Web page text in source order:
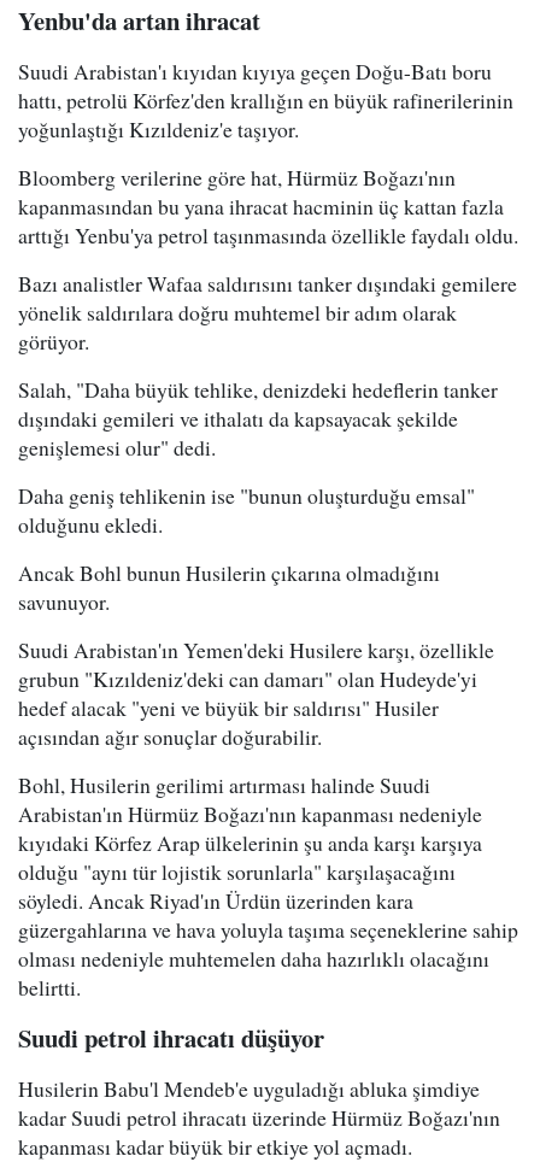
Yenbu'da artan ihracat
Suudi Arabistan'ı kıyıdan kıyıya geçen Doğu-Batı boru
hattı, petrolü Körfez'den krallığın en büyük rafinerilerinin
yoğunlaştığı Kızıldeniz'e taşıyor.
Bloomberg verilerine göre hat, Hürmüz Boğazı'nın
kapanmasından bu yana ihracat hacminin üç kattan fazla
arttığı Yenbu'ya petrol taşınmasında özellikle faydalı oldu.
Bazı analistler Wafaa saldırısını tanker dışındaki gemilere
yönelik saldırılara doğru muhtemel bir adım olarak
görüyor.
Salah, "Daha büyük tehlike, denizdeki hedeflerin tanker
dışındaki gemileri ve ithalatı da kapsayacak şekilde
genişlemesi olur" dedi.
Daha geniş tehlikenin ise "bunun oluşturduğu emsal"
olduğunu ekledi.
Ancak Bohl bunun Husilerin çıkarına olmadığını
savunuyor.
Suudi Arabistan'ın Yemen'deki Husilere karşı, özellikle
grubun "Kızıldeniz'deki can damarı" olan Hudeyde'yi
hedef alacak "yeni ve büyük bir saldırısı" Husiler
açısından ağır sonuçlar doğurabilir.
Bohl, Husilerin gerilimi artırması halinde Suudi
Arabistan'ın Hürmüz Boğazı'nın kapanması nedeniyle
kıyıdaki Körfez Arap ülkelerinin şu anda karşı karşıya
olduğu "aynı tür lojistik sorunlarla" karşılaşacağını
söyledi. Ancak Riyad'ın Ürdün üzerinden kara
güzergahlarına ve hava yoluyla taşıma seçeneklerine sahip
olması nedeniyle muhtemelen daha hazırlıklı olacağını
belirtti.
Suudi petrol ihracatı düşüyor
Husilerin Babu'l Mendeb'e uyguladığı abluka şimdiye
kadar Suudi petrol ihracatı üzerinde Hürmüz Boğazı'nın
kapanması kadar büyük bir etkiye yol açmadı.